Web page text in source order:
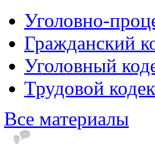
Уголовно-
Гражданский
Уголовный
Трудовой
Все материалы